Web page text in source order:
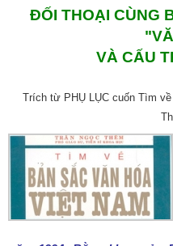
ĐỐI THOẠI CÙNG
VÀ CẤU
Trích từ PHỤ LỤC cuốn Tìm